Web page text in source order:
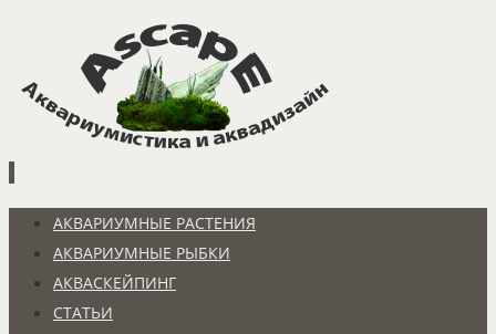
содержимому
Перейти
содержимому
АКВАРИУМНЫЕ РАСТЕНИЯ
АКВАРИУМНЫЕ РЫБКИ
АКВАСКЕЙПИНГ
СТАТЬИ